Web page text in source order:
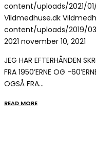
content/uploads/2021/
Vildmedhuse.dk
content/uploads/2019/
2021 november 10, 2021
JEG HAR EFTERHÅNDEN
FRA 1950’ERNE OG -
OGSÅ FRA…
READ MORE